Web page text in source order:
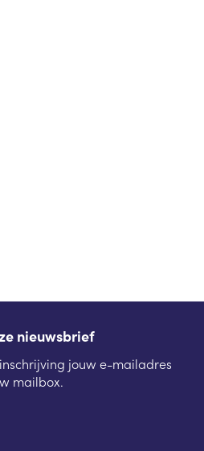
nieuwsbrief
jouw e-mailadres
mailbox.